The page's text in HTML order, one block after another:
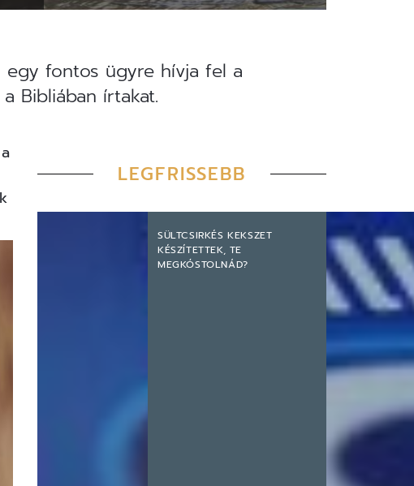
egy fontos ügyre hívja fel a
Bibliában írtakat.
LEGFRISSEBB
SÜLTCSIRKÉS KEKSZET
KÉSZÍTETTEK, TE
MEGKÓSTOLNÁD?